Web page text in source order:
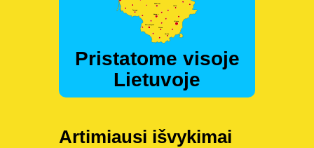
Pristatome visoje
Lietuvoje
Artimiausi išvykimai